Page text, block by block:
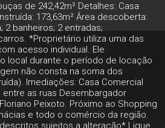
de 242,42m² Detalhes: Casa
173,63m² Área descoberta:
2 banheiros; 2 entradas;
*Proprietário utiliza uma das
acesso individual. Ele
local durante o período de locação
não consta na soma dos
Imediações: Casa Comercial
entre as ruas Desembargador
Peixoto. Próximo ao Shopping
e todo o comércio da região.
sujeitos a alteração* Ligue